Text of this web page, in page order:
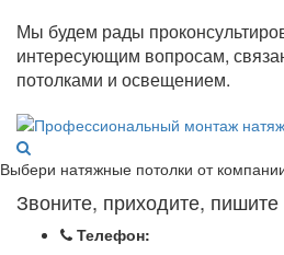
Мы будем рады
интересующим вопросам,
потолками и освещением.
Выбери натяжные потолки от
Звоните, приходите, пишите
Телефон: